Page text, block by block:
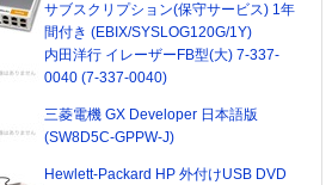
サブスクリプション(保守サービス) 1年
間付き (EBIX/SYSLOG120G/1Y)
内田洋行 イレーザーFB型(大) 7-337-
0040 (7-337-0040)
三菱電機 GX Developer 日本語版
(SW8D5C-GPPW-J)
Hewlett-Packard HP 外付けUSB DVD